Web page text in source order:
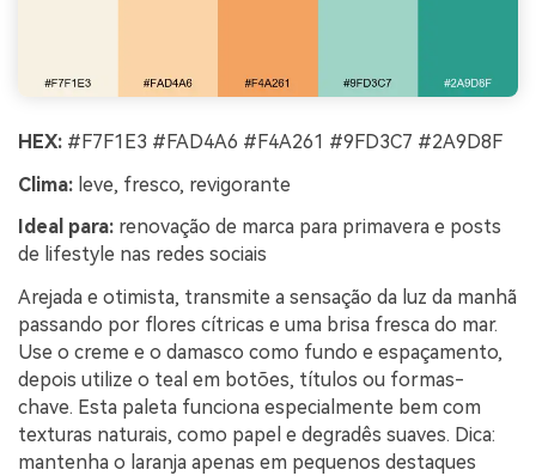
HEX: #F7F1E3 #FAD4A6 #F4A261 #9FD3C7 #2A9D8F
Clima: leve, fresco, revigorante
Ideal para: renovação de marca para primavera e posts
de lifestyle nas redes sociais
Arejada e otimista, transmite a sensação da luz da manhã
passando por flores cítricas e uma brisa fresca do mar.
Use o creme e o damasco como fundo e espaçamento,
depois utilize o teal em botões, títulos ou formas-
chave. Esta paleta funciona especialmente bem com
texturas naturais, como papel e degradês suaves. Dica:
mantenha o laranja apenas em pequenos destaques